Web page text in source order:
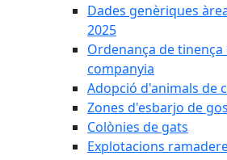
Dades genèriques
2025
Ordenança de
companyia
Adopció d'animals de
Zones d'esbarjo de
Colònies de gats
Explotacions